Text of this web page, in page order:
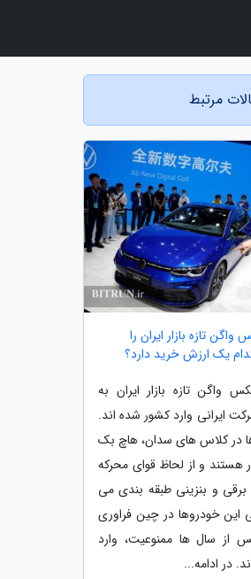
مرتبط
واگن تازه بازار ایران را
یک ارزش خرید دارد؟
واگن تازه بازار ایران به
ایرانی وارد کشور شده اند.
در کلاس های سدان، هاچ بک
هستند و از لحاظ قوای محرکه
برقی و بنزینی طبقه بندی می
این خودروها در چین فراوری
از سال ها ممنوعیت، وارد
در ادامه...